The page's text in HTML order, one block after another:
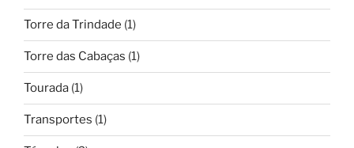
Torre da Trindade (1)
Torre das Cabaças (1)
Tourada (1)
Transportes (1)